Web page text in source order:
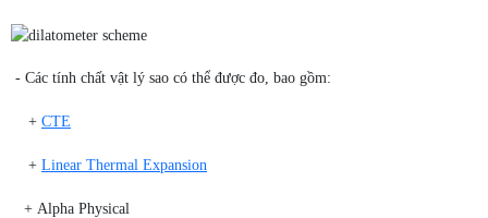
- Các tính chất vật lý sao có thể được đo, bao gồm:
+ CTE
+ Linear Thermal Expansion
+ Alpha Physical